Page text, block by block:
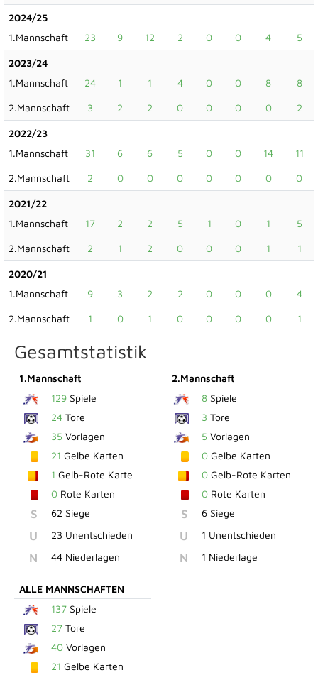
2024/25
1.Mannschaft
23 9 12 2 0 0 4 5
2023/24
1.Mannschaft
24 1 1 4 0 0 8 8
2.Mannschaft 3 2 2 0 0 0 0 2
2022/23
1.Mannschaft
31 6 6 5 0 0 14 11
2.Mannschaft 2 0 0 0 0 0 0 0
2021/22
1.Mannschaft
17 2 2 5 1 0 1 5
2.Mannschaft 2 1 2 0 0 0 1 1
2020/21
1.Mannschaft
9 3 2 2 0 0 0 4
2.Mannschaft 1 0 1 0 0 0 0 1
Gesamtstatistik
1.Mannschaft
129 Spiele
24 Tore
35 Vorlagen
21 Gelbe Karten
1 Gelb-Rote Karte
0 Rote Karten
S 62 Siege
U 23 Unentschieden
N 44 Niederlagen
2.Mannschaft
8Spiele
3 Tore
5 Vorlagen
0Gelbe Karten
0Gelb-Rote Karten
0Rote Karten
S 6 Siege
U 1 Unentschieden
N 1 Niederlage
ALLE MANNSCHAFTEN
137 Spiele
27 Tore
40 Vorlagen
21 Gelbe Karten